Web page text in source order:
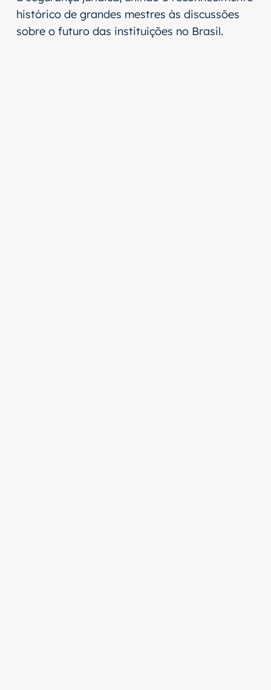
histórico de grandes mestres às discussões
sobre o futuro das instituições no Brasil.